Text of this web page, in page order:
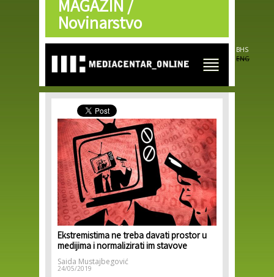
Skip to
main
content
MAGAZIN /
Novinarstvo
BHS
ENG
Ekstremistima ne treba davati prostor u
medijima i normalizirati im stavove
Saida Mustajbegović
24/05/2019